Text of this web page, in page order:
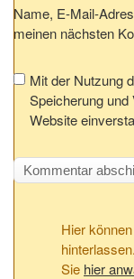
Name, E-Mail-
meinen nächsten
Mit der Nutzung
Speicherung und
Website
Hier
Sie hier